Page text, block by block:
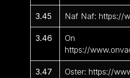
3.45 Naf Naf: https://
3.46
On
https://
3.47 Oster: https://